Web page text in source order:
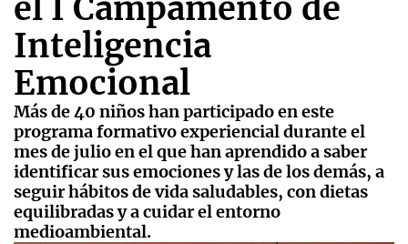
el I Campamento de
Inteligencia
Emocional
Más de 40 niños han participado en este
programa formativo experiencial durante el
mes de julio en el que han aprendido a saber
identificar sus emociones y las de los demás, a
seguir hábitos de vida saludables, con dietas
equilibradas y a cuidar el entorno
medioambiental.